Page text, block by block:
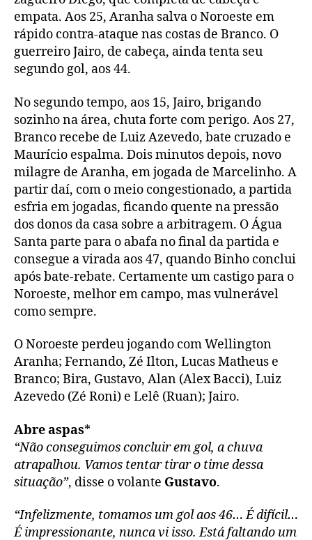
empata. Aos 25, Aranha salva o Noroeste em
rápido contra-ataque nas costas de Branco. O
guerreiro Jairo, de cabeça, ainda tenta seu
segundo gol, aos 44.
No segundo tempo, aos 15, Jairo, brigando
sozinho na área, chuta forte com perigo. Aos 27,
Branco recebe de Luiz Azevedo, bate cruzado e
Maurício espalma. Dois minutos depois, novo
milagre de Aranha, em jogada de Marcelinho. A
partir daí, com o meio congestionado, a partida
esfria em jogadas, ficando quente na pressão
dos donos da casa sobre a arbitragem. O Água
Santa parte para o abafa no final da partida e
consegue a virada aos 47, quando Binho conclui
após bate-rebate. Certamente um castigo para o
Noroeste, melhor em campo, mas vulnerável
como sempre.
O Noroeste perdeu jogando com Wellington
Aranha; Fernando, Zé Ilton, Lucas Matheus e
Branco; Bira, Gustavo, Alan (Alex Bacci), Luiz
Azevedo (Zé Roni) e Lelê (Ruan); Jairo.
Abre aspas*
“Não conseguimos concluir em gol, a chuva
atrapalhou. Vamos tentar tirar o time dessa
situação”, disse o volante Gustavo.
“Infelizmente, tomamos um gol aos 46… É difícil…
É impressionante, nunca vi isso. Está faltando um